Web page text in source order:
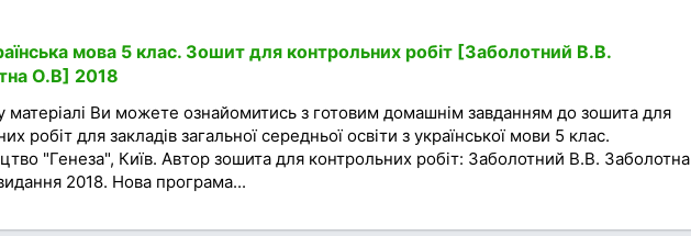
мова 5 клас. Зошит для контрольних робіт [Заболотний В.В.
О.В] 2018
матеріалі Ви можете ознайомитись з готовим домашнім завданням до зошита для
робіт для закладів загальної середньої освіти з української мови 5 клас.
"Генеза", Київ. Автор зошита для контрольних робіт: Заболотний В.В. Заболотна
2018. Нова програма...